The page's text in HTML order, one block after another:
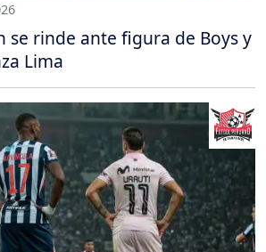
se rinde ante figura de Boys y
Lima